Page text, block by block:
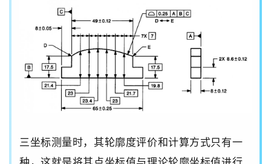
三坐标测量时，其轮廓度评价和计算方式只有一